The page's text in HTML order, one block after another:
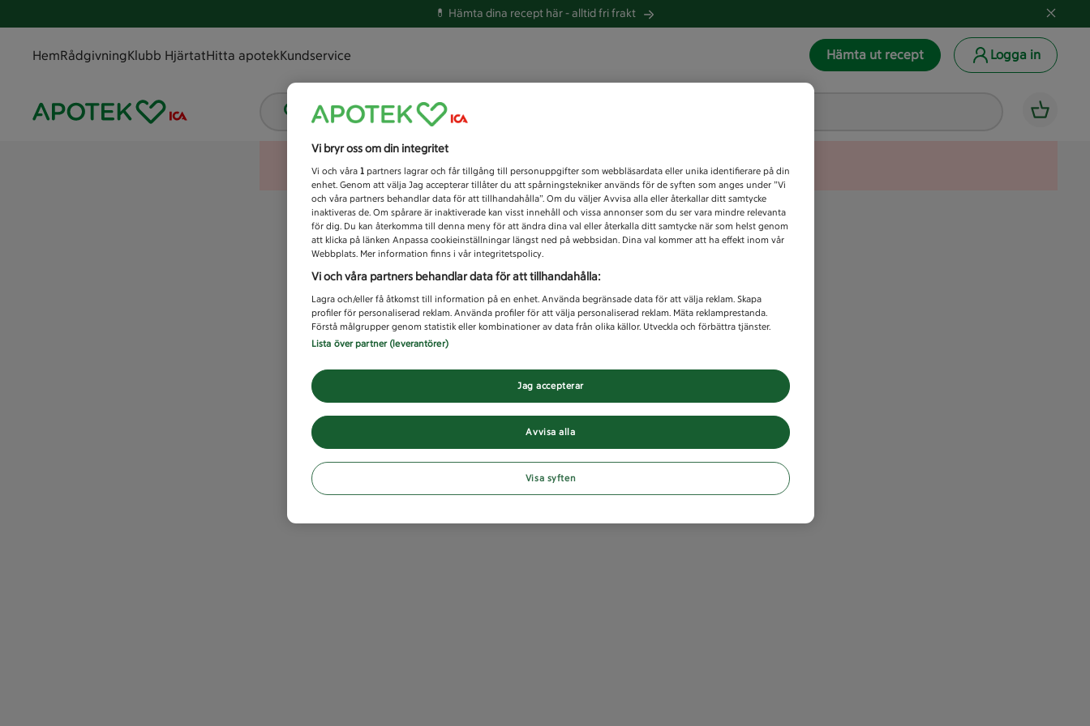
💊 Hämta dina recept här -alltid fri frakt
HemRådgivningKlubb HjärtatHitta apotekKundservice Hämta ut recept Logga in
Vad letar du efter idag?
Unknown error
Vi bryr oss om din integritet
Vi och våra 1 partners lagrar och får tillgång till personuppgifter som webbläsardata eller unika identifierare på din
enhet. Genom att välja Jag accepterar tillåter du att spårningstekniker används för de syften som anges under ”Vi
och våra partners behandlar data för att tillhandahålla”. Om du väljer Avvisa alla eller återkallar ditt samtycke
inaktiveras de. Om spårare är inaktiverade kan visst innehåll och vissa annonser som du ser vara mindre relevanta
för dig. Du kan återkomma till denna meny för att ändra dina val eller återkalla ditt samtycke när som helst genom
att klicka på länken Anpassa cookieinställningar längst ned på webbsidan. Dina val kommer att ha effekt inom vår
Webbplats. Mer information finns i vår integritetspolicy.
Vi och våra partners behandlar data för att tillhandahålla:
Lagra och/eller få åtkomst till information på en enhet. Använda begränsade data för att välja reklam. Skapa
profiler för personaliserad reklam. Använda profiler för att välja personaliserad reklam. Mäta reklamprestanda.
Förstå målgrupper genom statistik eller kombinationer av data från olika källor. Utveckla och förbättra tjänster.
Lista över partner (leverantörer)
Avvisa alla
Jag accepterar
Visa syften